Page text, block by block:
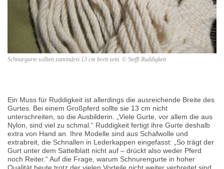
Schnurgurte sollten zumindest 13 cm breit sein. © Steffi Ruddigkeit
Ein Muss für Ruddigkeit ist allerdings die ausreichende Breite des
Gurtes. Bei einem Großpferd sollte sie 13 cm nicht
unterschreiten, so die Ausbilderin. „Viele Gurte, vor allem die aus
Nylon, sind viel zu schmal.“ Ruddigkeit fertigt ihre Gurte deshalb
extra von Hand an. Ihre Modelle sind aus Schafwolle und
extrabreit, die Schnallen in Lederkappen eingefasst: „So trägt der
Gurt unter dem Sattelblatt nicht auf – drückt also weder Pferd
noch Reiter.“ Auf die Frage, warum Schnurengurte in hoher